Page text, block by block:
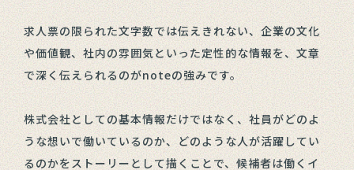
求人票の限られた文字数では伝えきれない、企業の文化
や価値観、社内の雰囲気といった定性的な情報を、文章
で深く伝えられるのがnoteの強みです。
株式会社としての基本情報だけではなく、社員がどのよ
うな想いで働いているのか、どのような人が活躍してい
るのかをストーリーとして描くことで、候補者は働くイ